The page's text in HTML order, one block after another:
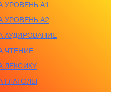
УРОВЕНЬ A1
УРОВЕНЬ A2
АУДИРОВАНИЕ
ЧТЕНИЕ
ЛЕКСИКУ
ГЛАГОЛЫ